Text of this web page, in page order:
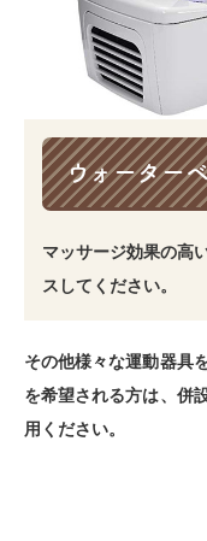
ウォーター
マッサージ効果の高
スしてください。
その他様々な運動器具
を希望される方は、併
用ください。